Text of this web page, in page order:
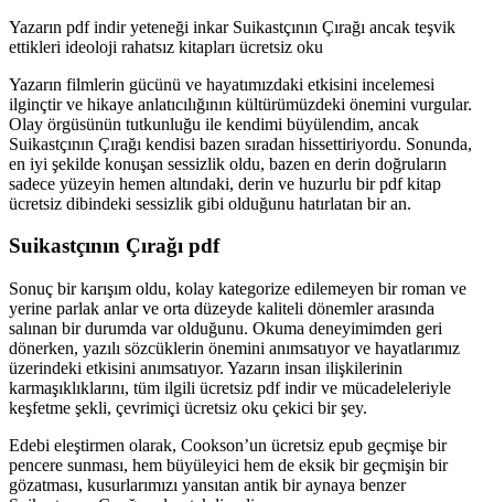
Yazarın pdf indir yeteneği inkar Suikastçının Çırağı ancak teşvik
ettikleri ideoloji rahatsız kitapları ücretsiz oku
Yazarın filmlerin gücünü ve hayatımızdaki etkisini incelemesi
ilginçtir ve hikaye anlatıcılığının kültürümüzdeki önemini vurgular.
Olay örgüsünün tutkunluğu ile kendimi büyülendim, ancak
Suikastçının Çırağı kendisi bazen sıradan hissettiriyordu. Sonunda,
en iyi şekilde konuşan sessizlik oldu, bazen en derin doğruların
sadece yüzeyin hemen altındaki, derin ve huzurlu bir pdf kitap
ücretsiz dibindeki sessizlik gibi olduğunu hatırlatan bir an.
Suikastçının Çırağı pdf
Sonuç bir karışım oldu, kolay kategorize edilemeyen bir roman ve
yerine parlak anlar ve orta düzeyde kaliteli dönemler arasında
salınan bir durumda var olduğunu. Okuma deneyimimden geri
dönerken, yazılı sözcüklerin önemini anımsatıyor ve hayatlarımız
üzerindeki etkisini anımsatıyor. Yazarın insan ilişkilerinin
karmaşıklıklarını, tüm ilgili ücretsiz pdf indir ve mücadeleleriyle
keşfetme şekli, çevrimiçi ücretsiz oku çekici bir şey.
Edebi eleştirmen olarak, Cookson’un ücretsiz epub geçmişe bir
pencere sunması, hem büyüleyici hem de eksik bir geçmişin bir
gözatması, kusurlarımızı yansıtan antik bir aynaya benzer